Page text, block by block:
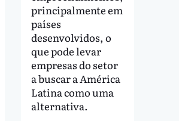
principalmente em
países
desenvolvidos, o
que pode levar
empresas do setor
a buscar a América
Latina como uma
alternativa.